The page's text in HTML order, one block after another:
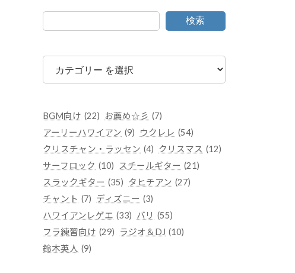
検索
カ
ゴ
BGM向け (22) お薦め☆彡 (7)
アーリーハワイアン (9) ウクレレ (54)
クリスチャン・ラッセン (4) クリスマス (12)
サーフロック (10) スチールギター (21)
スラックギター (35) タヒチアン (27)
チャント (7) ディズニー (3)
ハワイアンレゲエ (33) バリ (55)
フラ練習向け (29) ラジオ＆DJ (10)
鈴木英人 (9)